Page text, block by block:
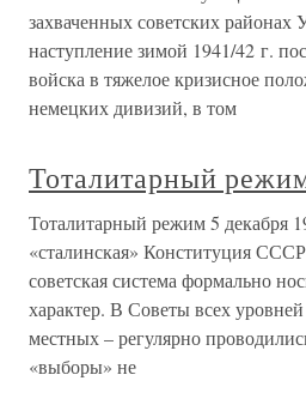
захваченных советских районах
наступление зимой 1941/42 г.
войска в тяжелое кризисное
немецких дивизий, в том
Тоталитарный
Тоталитарный режим 5 декабря
«сталинская» Конституция
советская система формально
характер. В Советы всех
местных – регулярно
«выборы» не